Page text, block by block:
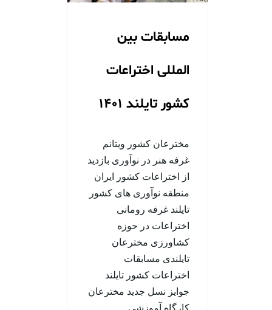
مسابقات بین
المللی اختراعات
کشور تایلند 1401
مخترعان کشور ویتانم
غرفه هنر در نوآوری بازدید
از اختراعات کشور ایران
منطقه نوآوری های کشور
تایلند غرفه رومانی
اختراعات در حوزه
کشاورزی مخترعان
تایلندی مسابقات
اختراعات کشور تایلند
جوایز نسل جدید مخترعان
کارگاه آموزشی…